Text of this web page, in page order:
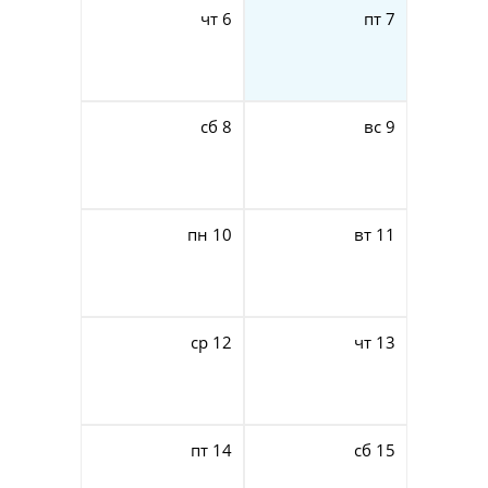
чт 6 пт 7
сб 8 вс 9
пн 10 вт 11
ср 12 чт 13
пт 14 сб 15